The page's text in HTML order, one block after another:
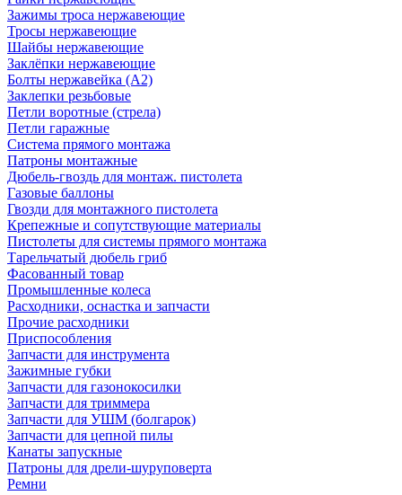
Зажимы троса нержавеющие
Тросы нержавеющие
Шайбы нержавеющие
Заклёпки нержавеющие
Болты нержавейка (А2)
Заклепки резьбовые
Петли воротные (стрела)
Петли гаражные
Система прямого монтажа
Патроны монтажные
Дюбель-гвоздь для монтаж. пистолета
Газовые баллоны
Гвозди для монтажного пистолета
Крепежные и сопутствующие материалы
Пистолеты для системы прямого монтажа
Тарельчатый дюбель гриб
Фасованный товар
Промышленные колеса
Расходники, оснастка и запчасти
Прочие расходники
Приспособления
Запчасти для инструмента
Зажимные губки
Запчасти для газонокосилки
Запчасти для триммера
Запчасти для УШМ (болгарок)
Запчасти для цепной пилы
Канаты запускные
Патроны для дрели-шуруповерта
Ремни